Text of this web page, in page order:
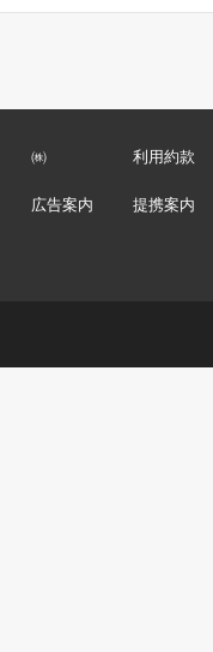
㈱ 利用約款
広告案内 提携案内